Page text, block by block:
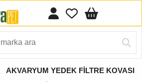
AKVARYUM YEDEK FİLTRE KOVASI